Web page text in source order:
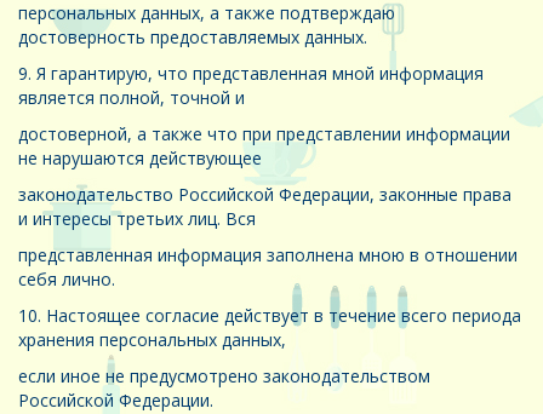
персональных данных, а также подтверждаю
достоверность предоставляемых данных.
9. Я гарантирую, что представленная мной информация
является полной, точной и
достоверной, а также что при представлении информации
не нарушаются действующее
законодательство Российской Федерации, законные права
и интересы третьих лиц. Вся
представленная информация заполнена мною в отношении
себя лично.
10. Настоящее согласие действует в течение всего периода
хранения персональных данных,
если иное не предусмотрено законодательством
Российской Федерации.